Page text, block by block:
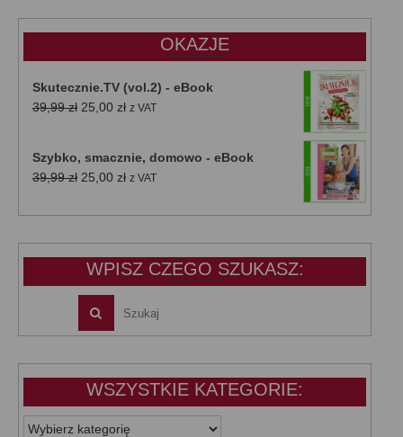
OKAZJE
Skutecznie.TV (vol.2) - eBook
39,99zł Pierwotna
39,99 zł.
25,00 złAktualna
25,00 zł.
z VAT
Szybko, smacznie, domowo - eBook
39,99zł Pierwotna
wynosiła:
25,00 złAktualna
wynosi:
z VAT
WPISZ CZEGO SZUKASZ:
WSZYSTKIE KATEGORIE:
WSZYSTKIE